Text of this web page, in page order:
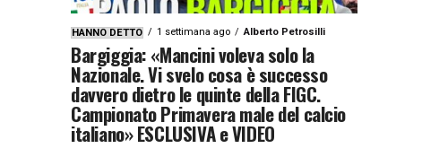
HANNO DETTO 1 settimana ago Alberto Petrosilli
Bargiggia: «Mancini voleva solo la
Nazionale. Vi svelo cosa è successo
davvero dietro le quinte della FIGC.
Campionato Primavera male del calcio
italiano» ESCLUSIVA e VIDEO